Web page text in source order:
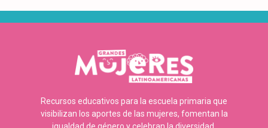
Recursos educativos para la escuela primaria que
visibilizan los aportes de las mujeres, fomentan la
igualdad de género y celebran la diversidad.